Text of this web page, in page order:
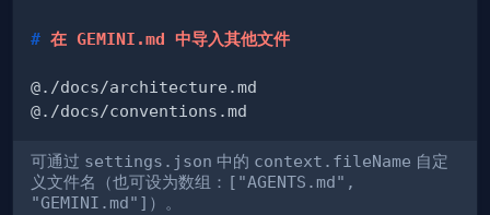
# 在 GEMINI.md 中导入其他文件
可通过 settings.json 中的 context.fileName 自定
义文件名（也可设为数组： ["AGENTS.md",
"GEMINI.md"] ）。